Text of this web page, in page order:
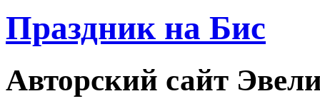
Праздник на Бис
Авторский сайт